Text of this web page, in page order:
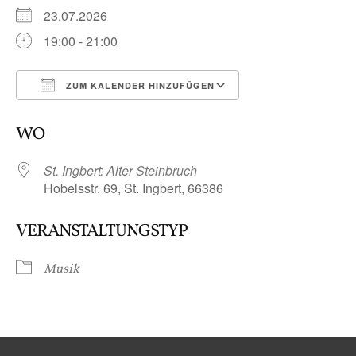
23.07.2026
19:00 - 21:00
ZUM KALENDER HINZUFÜGEN
WO
St. Ingbert: Alter Steinbruch
Hobelsstr. 69, St. Ingbert, 66386
VERANSTALTUNGSTYP
Musik